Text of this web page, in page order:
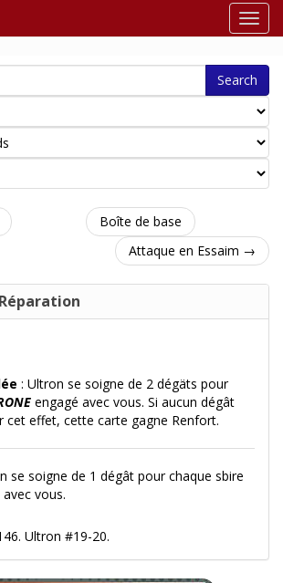
Search
Boîte de base
Attaque en Essaim →
: Ultron se soigne de 2 dégäts pour
engagé avec vous. Si aucun dégât
cet effet, cette carte gagne Renfort.
se soigne de 1 dégât pour chaque sbire
vous.
Ultron #19-20.